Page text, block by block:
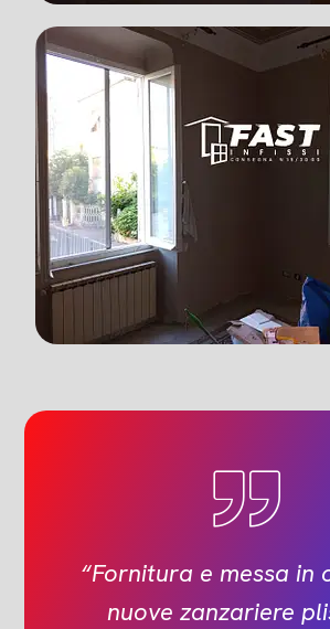
“Fornitura e messa in
nuove zanzariere